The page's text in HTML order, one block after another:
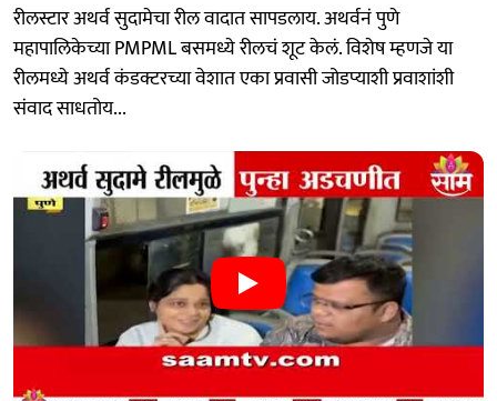
रीलस्टार अथर्व सुदामेचा रील वादात सापडलाय. अथर्वनं पुणे
महापालिकेच्या PMPML बसमध्ये रीलचं शूट केलं. विशेष म्हणजे या
रीलमध्ये अथर्व कंडक्टरच्या वेशात एका प्रवासी जोडप्याशी प्रवाशांशी
संवाद साधतोय...